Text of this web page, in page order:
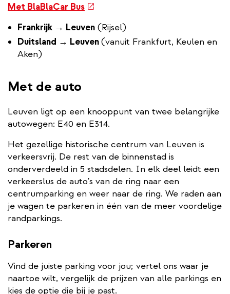
Met BlaBlaCar Bus(externe
Frankrijk → Leuven (Rijsel)
Duitsland → Leuven(vanuit Frankfurt, Keulen en
Aken)
Met de auto
Leuven ligt op een knooppunt van twee belangrijke
autowegen: E40 en E314.
Het gezellige historische centrum van Leuven is
verkeersvrij. De rest van de binnenstad is
onderverdeeld in 5 stadsdelen. In elk deel leidt een
verkeerslus de auto's van de ring naar een
centrumparking en weer naar de ring. We raden aan
je wagen te parkeren in één van de meer voordelige
randparkings.
Parkeren
Vind de juiste parking voor jou; vertel ons waar je
naartoe wilt, vergelijk de prijzen van alle parkings en
kies de optie die bij je past.